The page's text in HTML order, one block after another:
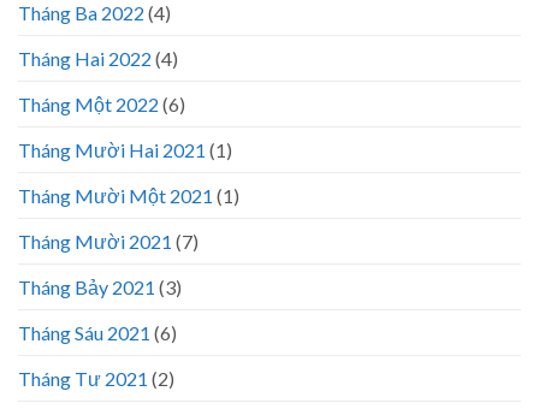
Tháng Ba 2022 (4)
Tháng Hai 2022 (4)
Tháng Một 2022 (6)
Tháng Mười Hai 2021 (1)
Tháng Mười Một 2021 (1)
Tháng Mười 2021 (7)
Tháng Bảy 2021 (3)
Tháng Sáu 2021 (6)
Tháng Tư 2021 (2)